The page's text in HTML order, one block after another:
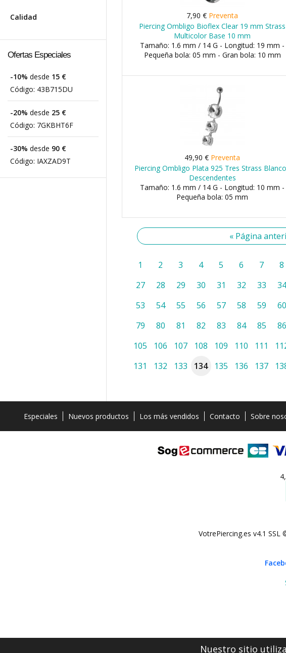
Calidad
Ofertas Especiales
-10% desde 15 €
Código: 43B715DU
-20% desde 25 €
Código: 7GKBHT6F
-30% desde 90 €
Código: IAXZAD9T
7,90 € Preventa
Piercing Ombligo Bioflex Clear 19 mm Strass
Multicolor Base 10 mm
Tamaño: 1.6 mm / 14 G - Longitud: 19 mm -
Pequeña bola: 05 mm - Gran bola: 10 mm
49,90 € Preventa
Piercing Ombligo Plata 925 Tres Strass
Descendentes
Tamaño: 1.6 mm / 14 G - Longitud: 10 mm -
Pequeña bola: 05 mm
« Página
1 2 3 4 5 6 7 8
27
28 29 30 31 32 33 34
53
54 55 56 57 58 59 60
79
80 81 82 83 84 85 86
105
106 107 108 109 110 111
131
132 133 134 135 136 137
Especiales Nuevos productos Los más vendidos Contacto Sobre
VotrePiercing.es v4.1 SSL
Nuestro sitio